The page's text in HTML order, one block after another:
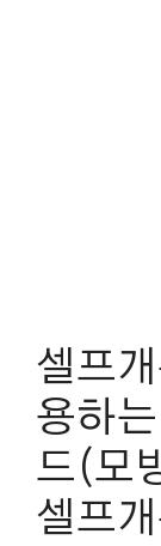
셀프
용하
드(모
셀프